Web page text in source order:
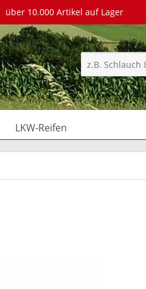
über 10.000 Artikel auf Lager
LKW-Reifen